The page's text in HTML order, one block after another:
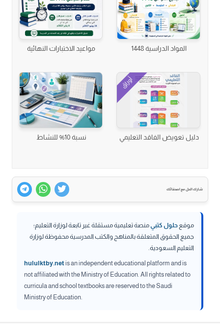
المواد الدراسية 1448 مواعيد الاختبارات النهائية
أوراق
دليل تعويض الفاقد التعليمي نسبة 10% للنشاط
شارك الحل مع اصدقائك
موقع حلول كتبي منصة تعليمية مستقلة غير تابعة لوزارة التعليم؛
جميع الحقوق المتعلقة بالمناهج والكتب المدرسية محفوظة لوزارة
التعليم السعودية.
hululktby.netis an independent educational platform and is
not affiliated with the Ministry of Education. All rights related to
curricula and school textbooks are reserved to the Saudi
Ministry of Education.